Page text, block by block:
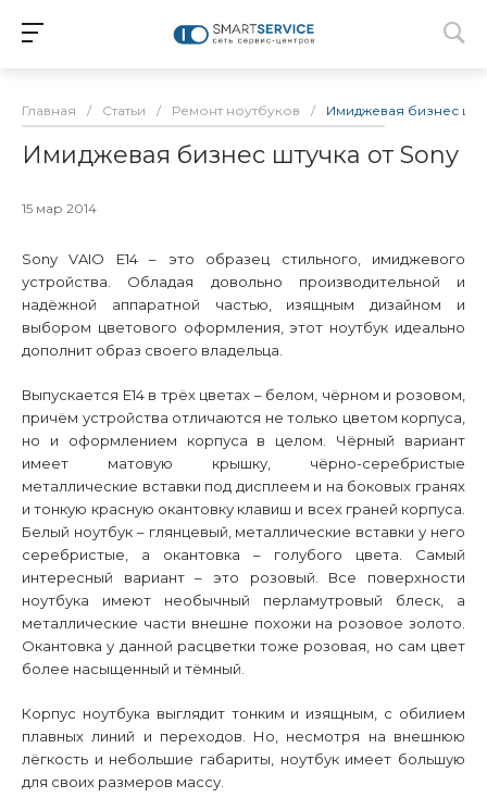
Главная / Статьи / Ремонт ноутбуков / Имиджевая бизнес
Имиджевая бизнес штучка от Sony
15 мар 2014
Sony VAIO E14 – это образец стильного, имиджевого
устройства. Обладая довольно производительной и
надёжной аппаратной частью, изящным дизайном и
выбором цветового оформления, этот ноутбук идеально
дополнит образ своего владельца.
Выпускается E14 в трёх цветах – белом, чёрном и розовом,
причём устройства отличаются не только цветом корпуса,
но и оформлением корпуса в целом. Чёрный вариант
имеет матовую крышку, чёрно-серебристые
металлические вставки под дисплеем и на боковых гранях
и тонкую красную окантовку клавиш и всех граней корпуса.
Белый ноутбук – глянцевый, металлические вставки у него
серебристые, а окантовка – голубого цвета. Самый
интересный вариант – это розовый. Все поверхности
ноутбука имеют необычный перламутровый блеск, а
металлические части внешне похожи на розовое золото.
Окантовка у данной расцветки тоже розовая, но сам цвет
более насыщенный и тёмный.
Корпус ноутбука выглядит тонким и изящным, с обилием
плавных линий и переходов. Но, несмотря на внешнюю
лёгкость и небольшие габариты, ноутбук имеет большую
для своих размеров массу.